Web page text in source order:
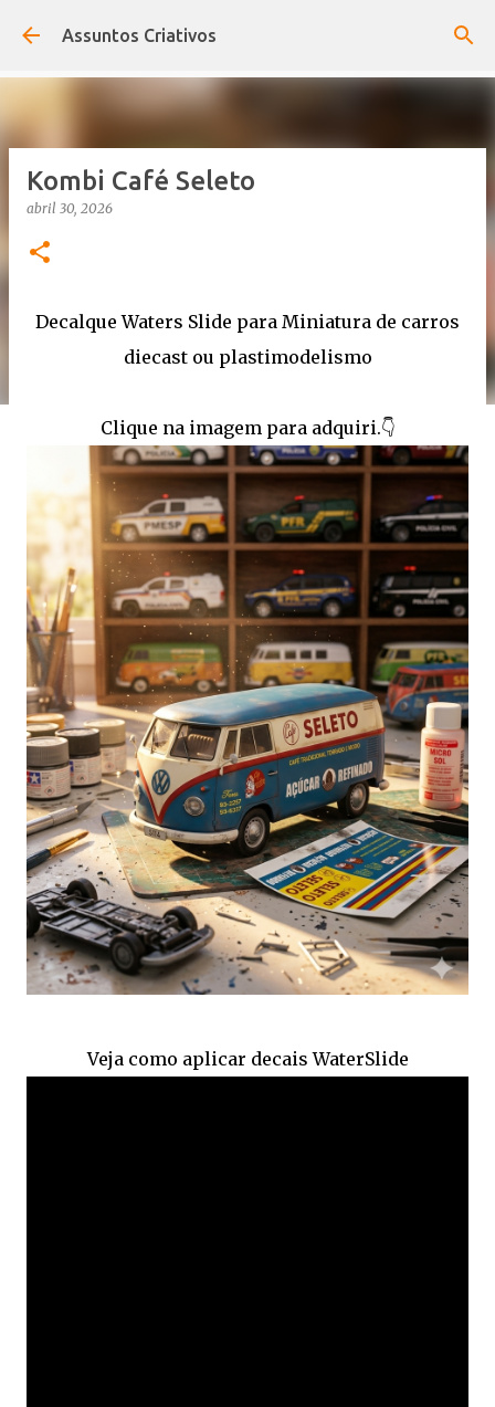
Pular para o conteúdo principal
Assuntos Criativos
Kombi Café Seleto
abril 30, 2026
Decalque Waters Slide para Miniatura de carros
diecast ou plastimodelismo
Clique na imagem para adquiri.👇
Veja como aplicar decais WaterSlide